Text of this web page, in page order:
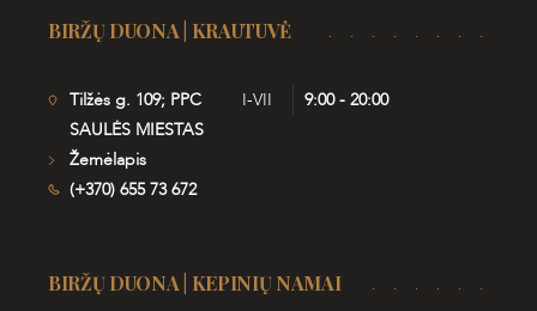
BIRŽŲ DUONA | KRAUTUVĖ
Tilžės g. 109; PPC
SAULĖS MIESTAS
Žemėlapis
(+370) 655 73 672
I-VII 9:00 - 20:00
BIRŽŲ DUONA | KEPINIŲ NAMAI